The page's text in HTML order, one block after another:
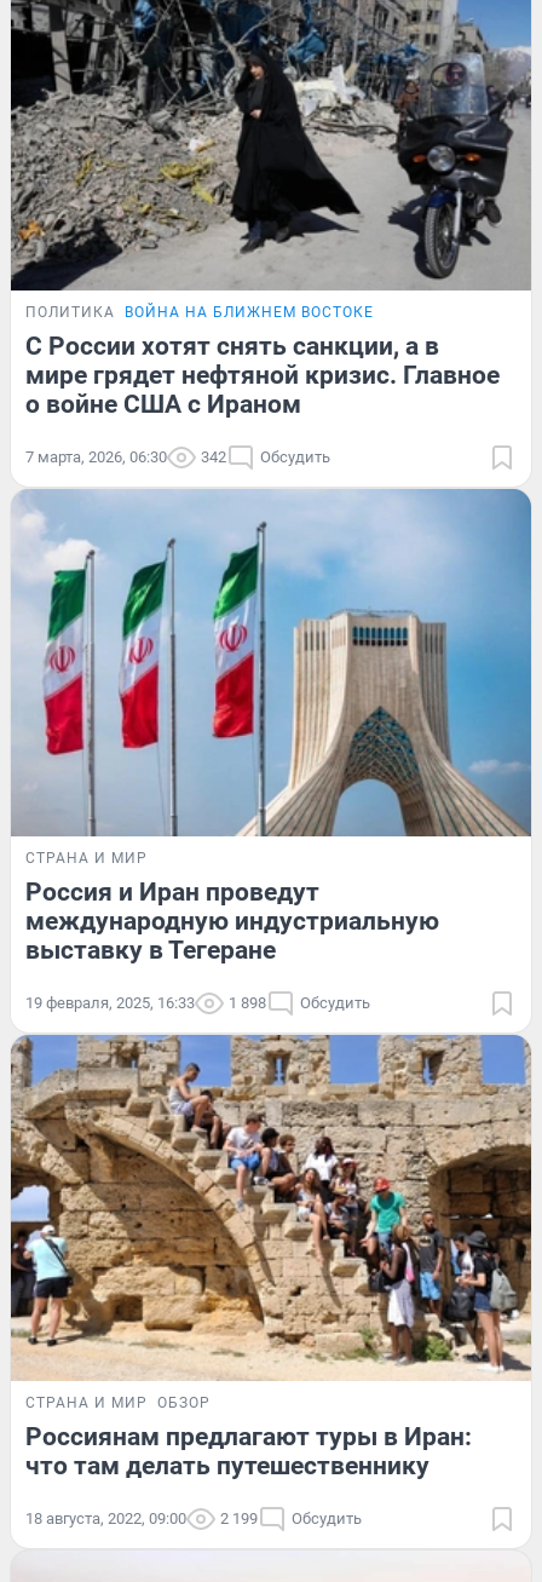
ПОЛИТИКА ВОЙНА НА БЛИЖНЕМ ВОСТОКЕ
С России хотят снять санкции, а в
мире грядет нефтяной кризис. Главное
о войне США с Ираном
7 марта, 2026, 06:30 342 Обсудить
СТРАНА И МИР
Россия и Иран проведут
международную индустриальную
выставку в Тегеране
19 февраля, 2025, 16:33 1 898 Обсудить
СТРАНА И МИР ОБЗОР
Россиянам предлагают туры в Иран:
что там делать путешественнику
18 августа, 2022, 09:00 2 199 Обсудить